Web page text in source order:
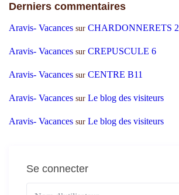
Derniers commentaires
Aravis- Vacances surCHARDONNERETS 2
Aravis- Vacances surCREPUSCULE 6
Aravis- Vacances surCENTRE B11
Aravis- Vacances surLe blog des visiteurs
Aravis- Vacances surLe blog des visiteurs
Se connecter